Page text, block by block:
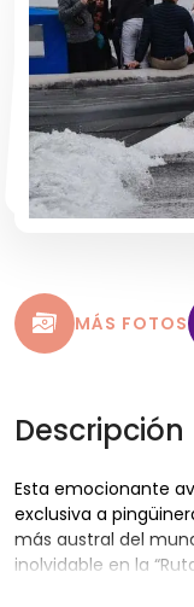
MÁS FOTOS
Descripción
Esta emocionante
exclusiva a
más austral del
inolvidable en la